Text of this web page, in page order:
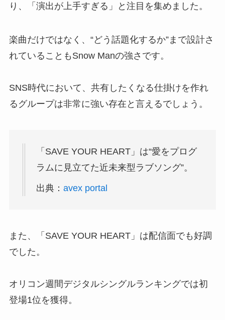
り、「演出が上手すぎる」と注目を集めました。
楽曲だけではなく、“どう話題化するか”まで設計さ
れていることもSnow Manの強さです。
SNS時代において、共有したくなる仕掛けを作れ
るグループは非常に強い存在と言えるでしょう。
「SAVE YOUR HEART」は“愛をプログ
ラムに見立てた近未来型ラブソング”。
出典： avex portal
また、「SAVE YOUR HEART」は配信面でも好調
でした。
オリコン週間デジタルシングルランキングでは初
登場1位を獲得。